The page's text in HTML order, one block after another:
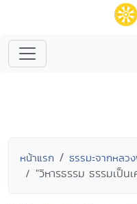
หน้าแรก ธรรมะจากหลว
"วิหารธรรม ธรรมเป็น